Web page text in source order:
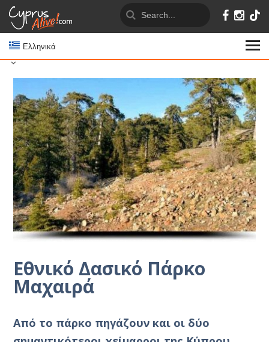
Ελληνικά
Εθνικό Δασικό Πάρκο
Μαχαιρά
Από το πάρκο πηγάζουν και οι δύο